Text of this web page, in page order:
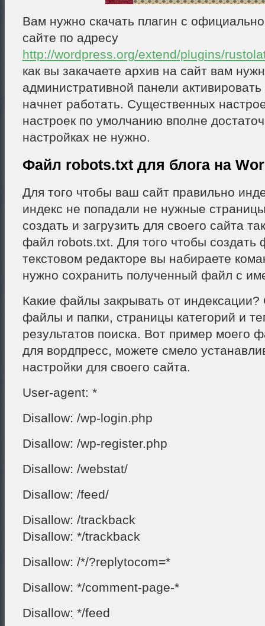
Вам нужно скачать плагин с
сайте по адресу
http://wordpress.org/extend/plugins/
как вы закачаете архив на сайт вам
административной панели
начнет работать. Существенных
настроек по умолчанию вполне
настройках не нужно.
Файл robots.txt для блога на
Для того чтобы ваш сайт правильно
индекс не попадали не нужные
создать и загрузить для своего сайта
файл robots.txt. Для того чтобы создать
текстовом редакторе вы набираете
нужно сохранить полученный файл с
Какие файлы закрывать от
файлы и папки, страницы категорий и
результатов поиска. Вот пример моего
для вордпресс, можете смело
настройки для своего сайта.
User-agent: *
Disallow: /wp-login.php
Disallow: /wp-register.php
Disallow: /webstat/
Disallow: /feed/
Disallow: /trackback
Disallow: */trackback
Disallow: /*/?replytocom=*
Disallow: */comment-page-*
Disallow: */feed